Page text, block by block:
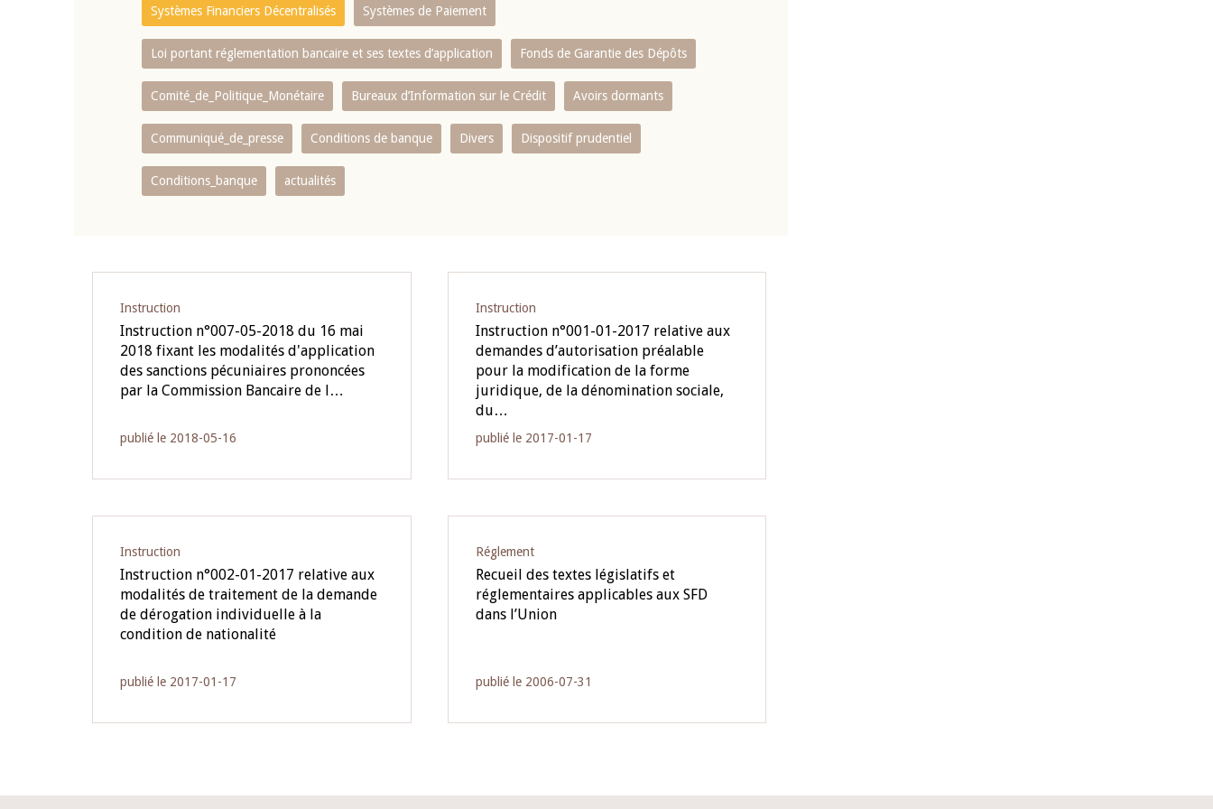
Systèmes Financiers Décentralisés Systèmes de Paiement
Loi portant réglementation bancaire et ses textes d’application Fonds de Garantie des Dépôts
Comité_de_Politique_Monétaire Bureaux d’Information sur le Crédit Avoirs dormants
Communiqué_de_presse Conditions de banque Divers Dispositif prudentiel
Conditions_banque actualités
Instruction
Instruction n°007-05-2018 du 16 mai
2018 fixant les modalités d'application
des sanctions pécuniaires prononcées
par la Commission Bancaire de l…
publié le 2018-05-16
Instruction
Instruction n°001-01-2017 relative aux
demandes d’autorisation préalable
pour la modification de la forme
juridique, de la dénomination sociale,
du…
publié le 2017-01-17
Instruction
Instruction n°002-01-2017 relative aux
modalités de traitement de la demande
de dérogation individuelle à la
condition de nationalité
publié le 2017-01-17
Réglement
Recueil des textes législatifs et
réglementaires applicables aux SFD
dans l’Union
publié le 2006-07-31